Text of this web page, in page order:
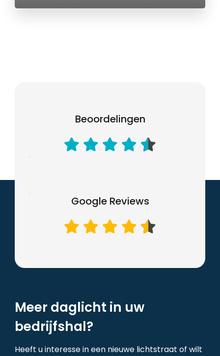
Beoordelingen
Google Reviews
Meer daglicht in uw
bedrijfshal?
Heeft u interesse in een nieuwe lichtstraat of wilt